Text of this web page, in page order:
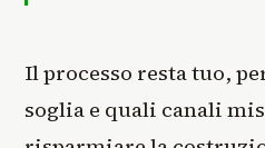
Il processo resta tuo,
soglia e quali canali